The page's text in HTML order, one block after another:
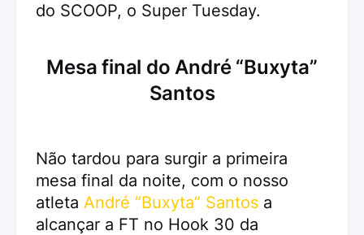
do SCOOP, o Super Tuesday.
Mesa final do André “Buxyta”
Santos
Não tardou para surgir a primeira
mesa final da noite, com o nosso
atleta André “Buxyta” Santos a
alcançar a FT no Hook 30 da